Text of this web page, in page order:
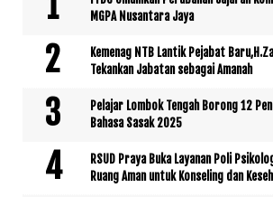
MGPA Nusantara Jaya
Kemenag NTB Lantik Pejabat
Tekankan Jabatan sebagai Amanah
Pelajar Lombok Tengah Borong 12
Bahasa Sasak 2025
RSUD Praya Buka Layanan Poli
Ruang Aman untuk Konseling dan